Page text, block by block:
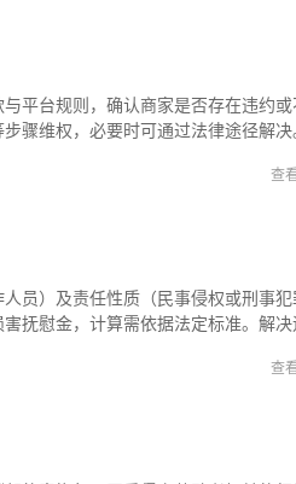
平台规则，确认商家是否存在违约
骤维权，必要时可通过法律途径解决
美团民宿拒绝退款怎么办
病无法入住，提前3天申请取消，商家
对美团民宿拒绝退款的问题。 法律解
之间的服务合同关系，订单条款、
，需判断商家拒绝退款的理由是否
解除的法定情形：根据《民法典》第
查
员）及责任性质（民事侵权或刑事犯
抚慰金，计算需依据法定标准。解决
伤害罪，需承担刑事责任。我们将从
查